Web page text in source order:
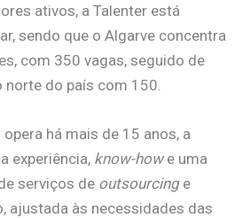
ativos, a Talenter está
sendo que o Algarve concentra
com 350 vagas, seguido de
do país com 150.
há mais de 15 anos, a
experiência, know-howe uma
serviços de outsourcinge
ajustada às necessidades das